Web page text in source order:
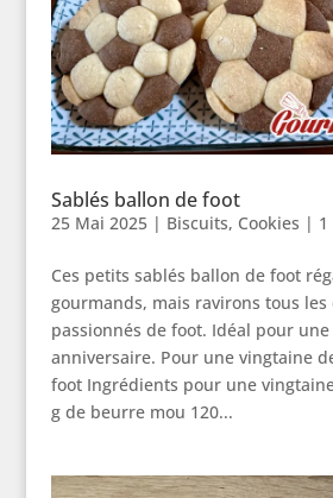
Sablés ballon de foot
25 Mai 2025| Biscuits, Cookies |
Ces petits sablés ballon de foot
gourmands, mais ravirons tous les
passionnés de foot. Idéal pour
anniversaire. Pour une vingtaine
foot Ingrédients pour une
g de beurre mou 120...